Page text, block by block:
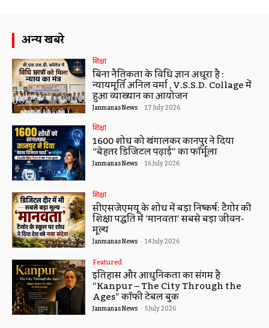
अन्य खबरे
शिक्षा
बिना नैतिकता के विधि ज्ञान अधूरा है :
न्यायमूर्ति अनिल वर्मा , V.S.S.D. Collage में
हुआ व्याख्यान का आयोजन
Janmanas News - 17 July 2026
शिक्षा
1600 शोधों को खंगालकर कानपुर ने दिया
“बेहतर डिजिटल पढ़ाई” का फॉर्मूला
Janmanas News - 16 July 2026
शिक्षा
सीएसजेएमयू के शोध में बड़ा निष्कर्ष: टैगोर की
शिक्षा पद्धति में ‘मानवता’ सबसे बड़ा जीवन-
मूल्य
Janmanas News - 14 July 2026
Featured
इतिहास और आधुनिकता का संगम है
“Kanpur – The City Through the
Ages” कॉफी टेबल बुक
Janmanas News - 5 July 2026